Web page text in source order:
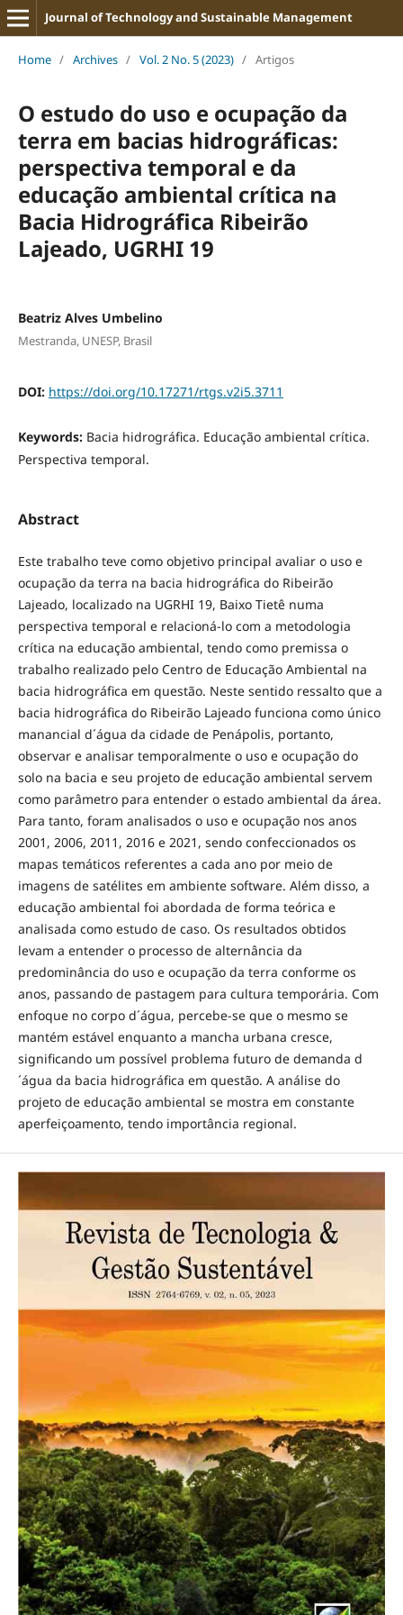
Journal of Technology and Sustainable Management
Home / Archives / Vol. 2 No. 5 (2023) / Artigos
O estudo do uso e ocupação da
terra em bacias hidrográficas:
perspectiva temporal e da
educação ambiental crítica na
Bacia Hidrográfica Ribeirão
Lajeado, UGRHI 19
Beatriz Alves Umbelino
Mestranda, UNESP, Brasil
DOI: https://doi.org/10.17271/rtgs.v2i5.3711
Keywords: Bacia hidrográfica. Educação ambiental crítica.
Perspectiva temporal.
Abstract
Este trabalho teve como objetivo principal avaliar o uso e
ocupação da terra na bacia hidrográfica do Ribeirão
Lajeado, localizado na UGRHI 19, Baixo Tietê numa
perspectiva temporal e relacioná-lo com a metodologia
crítica na educação ambiental, tendo como premissa o
trabalho realizado pelo Centro de Educação Ambiental na
bacia hidrográfica em questão. Neste sentido ressalto que a
bacia hidrográfica do Ribeirão Lajeado funciona como único
manancial d´água da cidade de Penápolis, portanto,
observar e analisar temporalmente o uso e ocupação do
solo na bacia e seu projeto de educação ambiental servem
como parâmetro para entender o estado ambiental da área.
Para tanto, foram analisados o uso e ocupação nos anos
2001, 2006, 2011, 2016 e 2021, sendo confeccionados os
mapas temáticos referentes a cada ano por meio de
imagens de satélites em ambiente software. Além disso, a
educação ambiental foi abordada de forma teórica e
analisada como estudo de caso. Os resultados obtidos
levam a entender o processo de alternância da
predominância do uso e ocupação da terra conforme os
anos, passando de pastagem para cultura temporária. Com
enfoque no corpo d´água, percebe-se que o mesmo se
mantém estável enquanto a mancha urbana cresce,
significando um possível problema futuro de demanda d
´água da bacia hidrográfica em questão. A análise do
projeto de educação ambiental se mostra em constante
aperfeiçoamento, tendo importância regional.